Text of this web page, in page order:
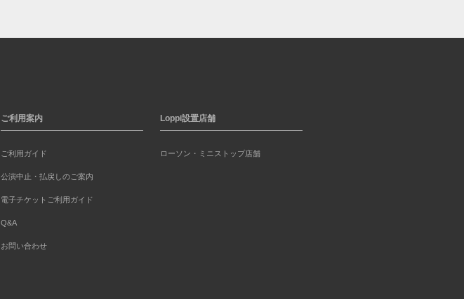
ご利用案内
ご利用ガイド
公演中止・払戻しのご案内
電子チケットご利用ガイド
Q&A
お問い合わせ
Loppi設置店舗
ローソン・ミニストップ店舗